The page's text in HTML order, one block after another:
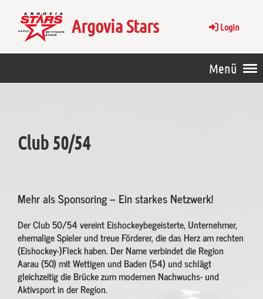
Argovia Stars Login
Menü
Club 50/54
Mehr als Sponsoring – Ein starkes Netzwerk!
Der Club 50/54 vereint Eishockeybegeisterte, Unternehmer,
ehemalige Spieler und treue Förderer, die das Herz am rechten
(Eishockey-)Fleck haben. Der Name verbindet die Region
Aarau (50) mit Wettigen und Baden (54) und schlägt
gleichzeitig die Brücke zum modernen Nachwuchs- und
Aktivsport in der Region.